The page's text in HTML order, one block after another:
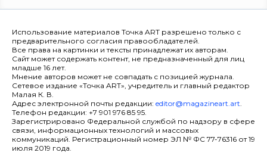
Использование материалов Точка ART разрешено только с
предварительного согласия правообладателей.
Все права на картинки и тексты принадлежат их авторам.
Сайт может содержать контент, не предназначенный для лиц
младше 16 лет.
Мнение авторов может не совпадать с позицией журнала.
Сетевое издание «Точка ART», учредитель и главный редактор
Малая К. В.
Адрес электронной почты редакции: editor@magazineart.art.
Телефон редакции: +7 901 976 85 95.
Зарегистрировано Федеральной службой по надзору в сфере
связи, информационных технологий и массовых
коммуникаций. Регистрационный номер ЭЛ № ФС 77-76316 от 19
июля 2019 года.